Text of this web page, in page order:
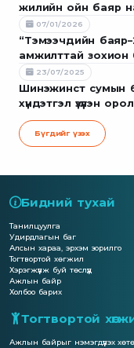
жилийн ойн баяр
07/01/2026
“Тэмээчдийн
амжилттай зохион
23/07/2025
Шинэжинст сумын
хүндэтгэл үзүүлэн
Бүгдийг үзэх
Бидний тухай
Танилцуулга
Удирдлагын баг
Алсын хараа, эрхэм зорилго
Тогтвортой хөгжил
Хэрэгжүүлж буй төслүүд
Ажлын байр
Холбоо барих
Тогтвортой
Ажлын байрыг нэмэгдүүлэх